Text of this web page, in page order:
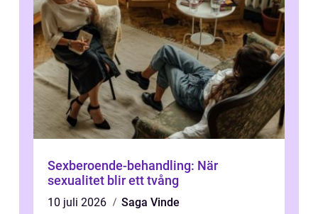
Sexberoende-behandling: När
sexualitet blir ett tvång
10 juli 2026
Saga Vinde